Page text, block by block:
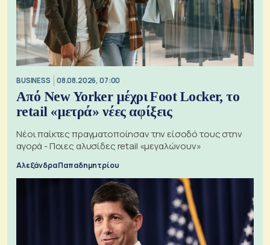
BUSINESS 08.08.2026, 07:00
Από New Yorker μέχρι Foot Locker, το
retail «μετρά» νέες αφίξεις
Νέοι παίκτες πραγματοποίησαν την είσοδό τους στην
αγορά - Ποιες αλυσίδες retail «μεγαλώνουν»
Αλεξάνδρα Παπαδημητρίου